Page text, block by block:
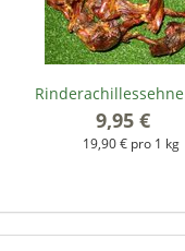
9,95 €
19,90 € pro 1 kg